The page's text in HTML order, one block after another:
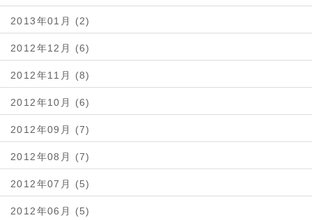
2013年01月 (2)
2012年12月 (6)
2012年11月 (8)
2012年10月 (6)
2012年09月 (7)
2012年08月 (7)
2012年07月 (5)
2012年06月 (5)